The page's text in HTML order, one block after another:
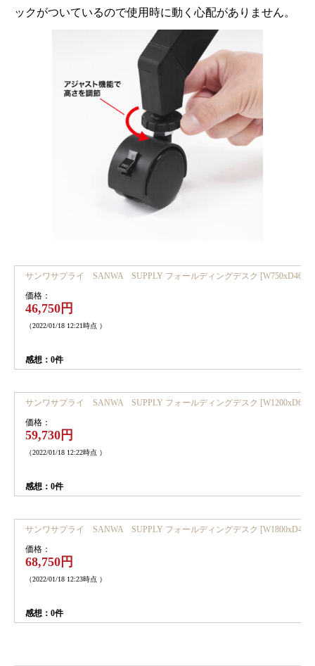
ックがついているので使用時に動く心配がありません。
サンワサプライ SANWA SUPPLY フォールディングデスク
価格：
46,750円
（2022/01/18 12:21時点 ）
感想：0件
サンワサプライ SANWA SUPPLY フォールディングデスク
価格：
59,730円
（2022/01/18 12:22時点 ）
感想：0件
サンワサプライ SANWA SUPPLY フォールディングデスク
価格：
68,750円
（2022/01/18 12:23時点 ）
感想：0件